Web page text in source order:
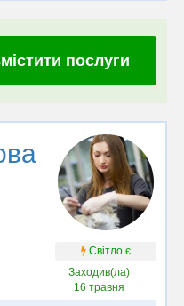
послуги
Світло є
Заходив(ла)
16 травня